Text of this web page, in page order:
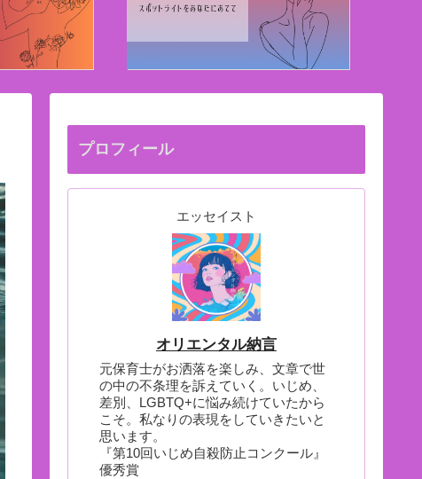
プロフィール
エッセイスト
オリエンタル納言
元保育士がお洒落を楽しみ、文章で世
の中の不条理を訴えていく。いじめ、
差別、LGBTQ+に悩み続けていたから
こそ。私なりの表現をしていきたいと
思います。
『第10回いじめ自殺防止コンクール』
優秀賞